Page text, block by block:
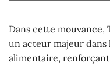
Dans cette mouvance,
un acteur majeur dans
alimentaire,